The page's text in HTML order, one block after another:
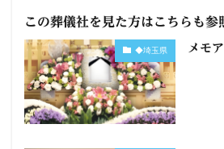
この葬儀社を見た方はこちらも参
◆埼玉県 メモ